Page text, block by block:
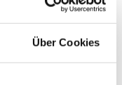
Über Cookies